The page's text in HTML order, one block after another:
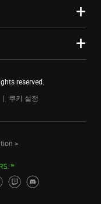
reserved.
쿠키 설정
>